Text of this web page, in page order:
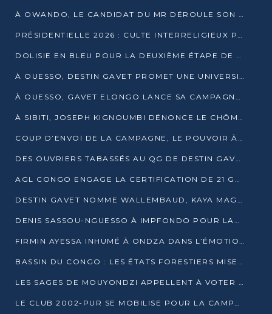
À OWANDO, LE CANDIDAT DU MR DÉROULE SON PROGRAMME DE “CHANGEMENT”
PRÉSIDENTIELLE 2026 : CULTE INTERRELIGIEUX POUR LA PAIX À OUENZÉ
DOLISIE EN BLEU POUR LA DEUXIÈME ÉTAPE DE CAMPAGNE DE DSN
À OUESSO, DESTIN GAVET PROMET UNE UNIVERSITÉ POUR LA SANGHA
À OUESSO, GAVET ELONGO LANCE SA CAMPAGNE SOUS LE SIGNE DU RENOUVEAU
À SIBITI, JOSEPH KIGNOUMBI DÉNONCE LE CHÔMAGE ET LES DÉFAILLANCES DE L’ÉTAT
COUP D’ENVOI DE LA CAMPAGNE, LE POUVOIR À POINTE-NOIRE, L’OPPOSITION À OUESSO ET SIBITI
DES OUVRIERS TABASSÉS AU QG DE DESTIN GAVET À 24 HEURES DE L’OUVERTURE DE LA CAMPAGNE
AGL CONGO ENGAGE LA CERTIFICATION DE 21 GRUTIERS AUX NORMES INTERNATIONALES
DESTIN GAVET NOMME WALLEMBAUD, KAYA MAGANE, BOUDZIKA ET MBOUSSA-ELLAH AUX COMMANDES DE SA CAMPAGNE
DENIS SASSOU-NGUESSO À IMPFONDO POUR LANCER LE CORRIDOR 13
FIRMIN AYESSA INHUMÉ À ONDZA DANS L’ÉMOTION ET LE RECUEILLEMENT
BASSIN DU CONGO : LES ÉTATS FORESTIERS MISENT SUR LES MARCHÉS CARBONE
LES SAGES DE MOUYONDZI APPELLENT À VOTER DENIS SASSOU-NGUESSO
LE CLUB 2002-PUR SE MOBILISE POUR LA CAMPAGNE